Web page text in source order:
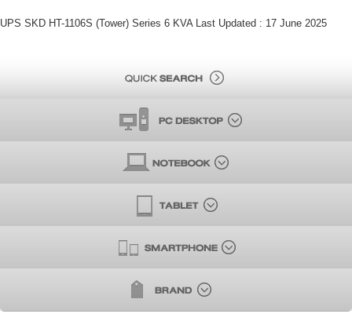
UPS SKD HT-1106S (Tower) Series 6 KVA Last Updated : 17 June 2025